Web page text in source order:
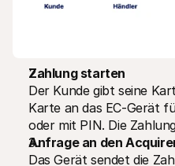
Zahlung starten
Der Kunde gibt seine
Karte an das EC-Gerät
oder mit PIN. Die
Anfrage an den
Das Gerät sendet die